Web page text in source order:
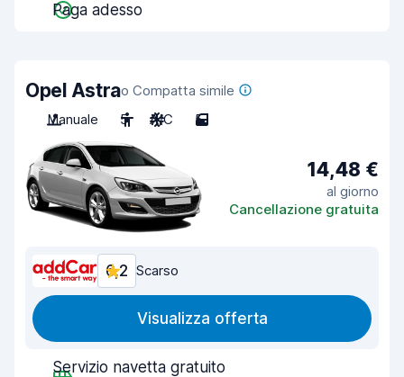
Paga adesso
Opel Astrao Compatta simile
Manuale
5 A/C 5
14,48 €
al giorno
Cancellazione gratuita
6,2 Scarso
Visualizza offerta
Servizio navetta gratuito